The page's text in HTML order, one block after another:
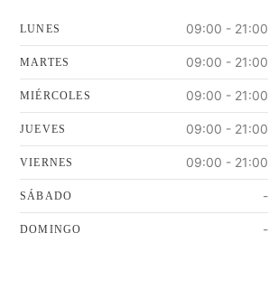
LUNES 09:00 - 21:00
MARTES 09:00 - 21:00
MIÉRCOLES 09:00 - 21:00
JUEVES 09:00 - 21:00
VIERNES 09:00 - 21:00
SÁBADO -
DOMINGO -